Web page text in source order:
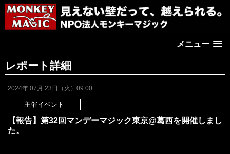
メニュー
レポート詳細
2024年 07月 23日（火）09:00
主催イベント
【報告】第32回マンデーマジック東京@葛西を開催しまし
た。